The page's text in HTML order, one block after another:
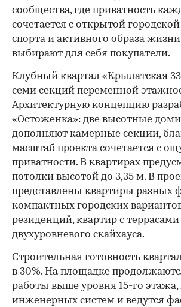
сообщества, где приватность
сочетается с открытой
спорта и активного образа
выбирают для себя покупатели.
Клубный квартал «Крылатская
семи секций переменной
Архитектурную концепцию
«Остоженка»: две высотные
дополняют камерные секции,
масштаб проекта сочетается с
приватности. В квартирах
потолки высотой до 3,35 м. В
представлены квартиры разных
компактных городских
резиденций, квартир с
двухуровневого скайхауса.
Строительная готовность
в 30%. На площадке
работы выше уровня 15-го
инженерных систем и ведутся